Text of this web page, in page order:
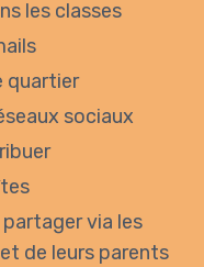
les classes
quartier
sociaux
via les
de leurs parents